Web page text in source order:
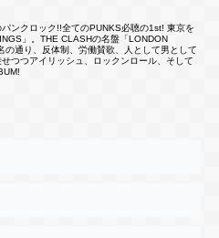
ンクロック!!全てのPUNKS必聴の1st! 東京を
」。THE CLASHの名盤「LONDON
通り、反体制、労働賛歌、人として男として
つつアイリッシュ、ロックンロール、そして